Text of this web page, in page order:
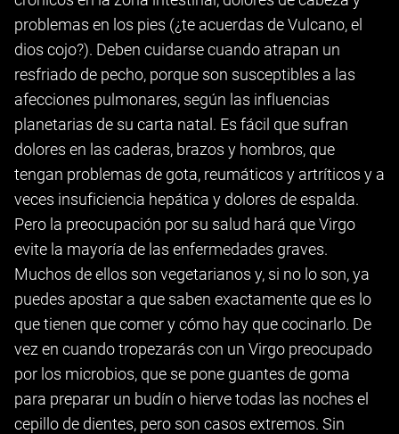
problemas en los pies (¿te acuerdas de Vulcano, el
dios cojo?). Deben cuidarse cuando atrapan un
resfriado de pecho, porque son susceptibles a las
afecciones pulmonares, según las influencias
planetarias de su carta natal. Es fácil que sufran
dolores en las caderas, brazos y hombros, que
tengan problemas de gota, reumáticos y artríticos y a
veces insuficiencia hepática y dolores de espalda.
Pero la preocupación por su salud hará que Virgo
evite la mayoría de las enfermedades graves.
Muchos de ellos son vegetarianos y, si no lo son, ya
puedes apostar a que saben exactamente que es lo
que tienen que comer y cómo hay que cocinarlo. De
vez en cuando tropezarás con un Virgo preocupado
por los microbios, que se pone guantes de goma
para preparar un budín o hierve todas las noches el
cepillo de dientes, pero son casos extremos. Sin